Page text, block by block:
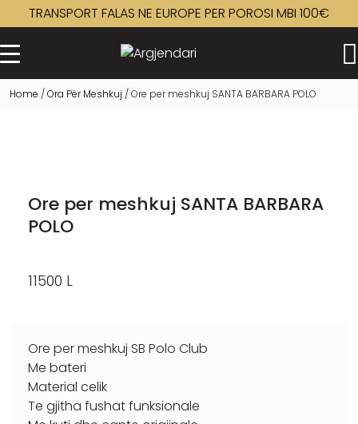
TRANSPORT FALAS NE EUROPE PER POROSI MBI 100€
Kreu
Kujdesi Ndaj Klientit
Home /Ora Për Meshkuj / Ore per meshkuj SANTA BARBARA POLO
Ore per meshkuj SANTA BARBARA
POLO
11500 L
Ore per meshkuj SB Polo Club
Me bateri
Material celik
Te gjitha fushat funksionale